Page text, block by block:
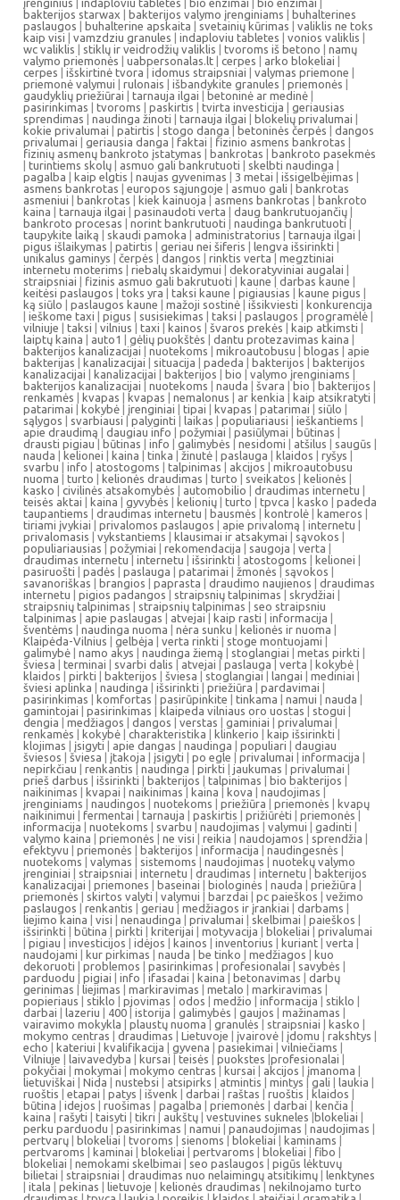
įrenginius indaploviu tabletes bio enzimai bio enzimai
bakterijos starwax | bakterijos valymo įrenginiams | buhalterines
paslaugos | buhalterine apskaita | svetainių kūrimas | valiklis ne toks
kaip visi | vamzdziu granules | indaploviu tabletes | vonios valiklis |
wc valiklis | stiklų ir veidrodžių valiklis | tvoroms iš betono | namų
valymo priemonės | uabpersonalas.lt | cerpes | arko blokeliai |
cerpes | išskirtinė tvora | idomus straipsniai | valymas priemone |
priemonė valymui | rulonais | išbandykite granules | priemonės |
gaudyklių priežiūrai | tarnauja ilgai | betoninė ar medinė |
pasirinkimas | tvoroms | paskirtis | tvirta investicija | geriausias
sprendimas | naudinga žinoti | tarnauja ilgai | blokelių privalumai |
kokie privalumai | patirtis | stogo danga | betoninės čerpės | dangos
privalumai | geriausia danga | faktai | fizinio asmens bankrotas |
fizinių asmenų bankroto įstatymas | bankrotas | bankroto pasekmės
| turintiems skolų | asmuo gali bankrutuoti | skelbti naudinga |
pagalba | kaip elgtis | naujas gyvenimas | 3 metai | išsigelbėjimas |
asmens bankrotas | europos sąjungoje | asmuo gali | bankrotas
asmeniui | bankrotas | kiek kainuoja | asmens bankrotas | bankroto
kaina | tarnauja ilgai | pasinaudoti verta | daug bankrutuojančių |
bankroto procesas | norint bankrutuoti | naudinga bankrutuoti |
taupykite laiką | skaudi pamoka | administratorius | tarnauja ilgai |
pigus išlaikymas | patirtis | geriau nei šiferis | lengva išsirinkti |
unikalus gaminys | čerpės | dangos | rinktis verta | megztiniai
internetu moterims | riebalų skaidymui | dekoratyviniai augalai |
straipsniai | fizinis asmuo gali bakrutuoti | kaune | darbas kaune |
keitėsi paslaugos | toks yra | taksi kaune | pigiausias | kaune pigus |
ką siūlo | paslaugos kaune | mažoji sostinė | išsikviesti | konkurencija
| ieškome taxi | pigus | susisiekimas | taksi | paslaugos | programėlė |
vilniuje | taksi | vilnius | taxi | kainos | švaros prekės | kaip atkimsti |
laiptų kaina | auto1 | gėlių puokštės | dantu protezavimas kaina |
bakterijos kanalizacijai | nuotekoms | mikroautobusu | blogas | apie
bakterijas | kanalizacijai | situacija | padeda | bakterijos | bakterijos
kanalizacijai | kanalizacijai | bakterijos | bio | valymo įrenginiams |
bakterijos kanalizacijai | nuotekoms | nauda | švara |bio | bakterijos |
renkamės | kvapas | kvapas | nemalonus | ar kenkia | kaip atsikratyti |
patarimai | kokybė | įrenginiai | tipai | kvapas | patarimai | siūlo |
sąlygos | svarbiausi |palyginti | laikas | populiariausi | ieškantiems |
apie draudimą | daugiau info | požymiai | pasiūlymai | būtinas |
drausti pigiau| būtinas | info | galimybės | nesidomi | atšilus | saugūs |
nauda | kelionei | kaina | tinka | žinutė | paslauga | klaidos | ryšys |
svarbu | info | atostogoms | talpinimas | akcijos | mikroautobusu
nuoma | turto | kelionės draudimas | turto | sveikatos | kelionės |
kasko | civilinės atsakomybės | automobilio | draudimas internetu |
teisės aktai | kaina | gyvybės | kelionių | turto | tpvca | kasko | padeda
taupantiems | draudimas internetu | bausmės | kontrolė | kameros |
tiriami įvykiai | privalomos paslaugos | apie privalomą | internetu |
privalomasis | vykstantiems | klausimai ir atsakymai | sąvokos |
populiariausias | požymiai | rekomendacija | saugoja | verta |
draudimas internetu | internetu | išsirinkti | atostogoms | kelionei |
pasiruošti | padės | paslauga | patarimai | žmonės | sąvokos |
savanoriškas | brangios | paprasta | draudimo naujienos | draudimas
internetu | pigios padangos | straipsnių talpinimas | skrydžiai |
straipsnių talpinimas | straipsnių talpinimas | seo straipsniu
talpinimas | apie paslaugas | atvejai | kaip rasti | informacija |
šventėms | naudinga nuoma | nėra sunku | kelionės ir nuoma |
Klaipėda-Vilnius | gelbėja | verta rinkti | stoge montuojami |
galimybė | namo akys | naudinga žiemą | stoglangiai | metas pirkti |
šviesa | terminai | svarbi dalis | atvejai |paslauga | verta | kokybė |
klaidos | pirkti | bakterijos | šviesa | stoglangiai | langai | mediniai |
šviesi aplinka | naudinga | išsirinkti | priežiūra | pardavimai |
pasirinkimas | komfortas | pasirūpinkite | tinkama | namui | nauda |
gamintojai | pasirinkimas | klaipeda vilniaus oro uostas | stogui |
dengia | medžiagos | dangos | verstas | gaminiai | privalumai |
renkamės | kokybė | charakteristika | klinkerio | kaip išsirinkti |
klojimas | įsigyti | apie dangas | naudinga | populiari | daugiau
šviesos | šviesa | įtakoja | įsigyti | po egle | privalumai | informacija |
nepirkčiau | renkantis | naudinga | pirkti | jaukumas | privalumai |
prieš darbus | išsirinkti | bakterijos | talpinimas | bio bakterijos |
naikinimas | kvapai | naikinimas | kaina | kova | naudojimas |
įrenginiams | naudingos | nuotekoms | priežiūra | priemonės | kvapų
naikinimui | fermentai | tarnauja | paskirtis | prižiūrėti | priemonės |
informacija | nuotekoms | svarbu | naudojimas | valymui | gadinti |
valymo kaina | priemonės | ne visi | reikia | naudojamos | sprendžia |
efektyvu | priemonės | bakterijos | informacija | naudingesnės |
nuotekoms | valymas | sistemoms | naudojimas | nuotekų valymo
įrenginiai | straipsniai | internetu | draudimas | internetu |bakterijos
kanalizacijai | priemones | baseinai | biologinės | nauda | priežiūra |
priemonės | skirtos valyti | valymui | barzdai | pc paieškos | vežimo
paslaugos | renkantis | geriau | medžiagos ir įrankiai | darbams |
liejimo kaina | visi | nenaudinga | privalumai | skelbimai | paieškos |
išsirinkti | būtina | pirkti | kriterijai | motyvacija | blokeliai | privalumai
| pigiau | investicijos | idėjos | kainos | inventorius | kuriant | verta |
naudojami | kur pirkimas | nauda | be tinko | medžiagos | kuo
dekoruoti | problemos | pasirinkimas | profesionalai | savybės |
parduodu | pigiai | info | ifasadai | kaina | betonavimas | darbų
gerinimas | liejimas | markiravimas | metalo | markiravimas |
popieriaus | stiklo | pjovimas | odos | medžio | informacija | stiklo |
darbai | lazeriu | 400 | istorija | galimybės | gaujos | mažinamas |
vairavimo mokykla | plaustų nuoma | granulės | straipsniai | kasko |
mokymo centras | draudimas | Lietuvoje | įvairovė | įdomu | rakshtys |
echo | kateriui | kvalifikacija | gyvena | pasiekimai | vilniečiams |
Vilniuje | laivavedyba | kursai | teisės | puokstes |profesionalai |
pokyčiai | mokymai | mokymo centras | kursai | akcijos | įmanoma |
lietuviškai | Nida | nustebsi | atsipirks | atmintis | mintys | gali | laukia |
ruoštis | etapai | patys | išvenk | darbai | raštas | ruoštis | klaidos |
būtina | idejos | ruošimas | pagalba | priemonės | darbai | kenčia |
kaina | rašyti | taisyti | tikri | aukštų | vestuvines sukneles |blokeliai |
perku parduodu | pasirinkimas | namui | panaudojimas | naudojimas |
pertvarų | blokeliai | tvoroms | sienoms | blokeliai | kaminams |
pertvaroms | kaminai | blokeliai | pertvaroms | blokeliai | fibo |
blokeliai | nemokami skelbimai | seo paslaugos | pigūs lėktuvų
bilietai | straipsniai | draudimas nuo nelaimingų atsitikimų | lenktynes
| itala | pekinas | lietuvoje | kelionės draudimas| nekilnojamo turto